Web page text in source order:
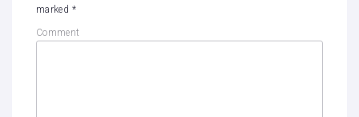
marked *
Comment